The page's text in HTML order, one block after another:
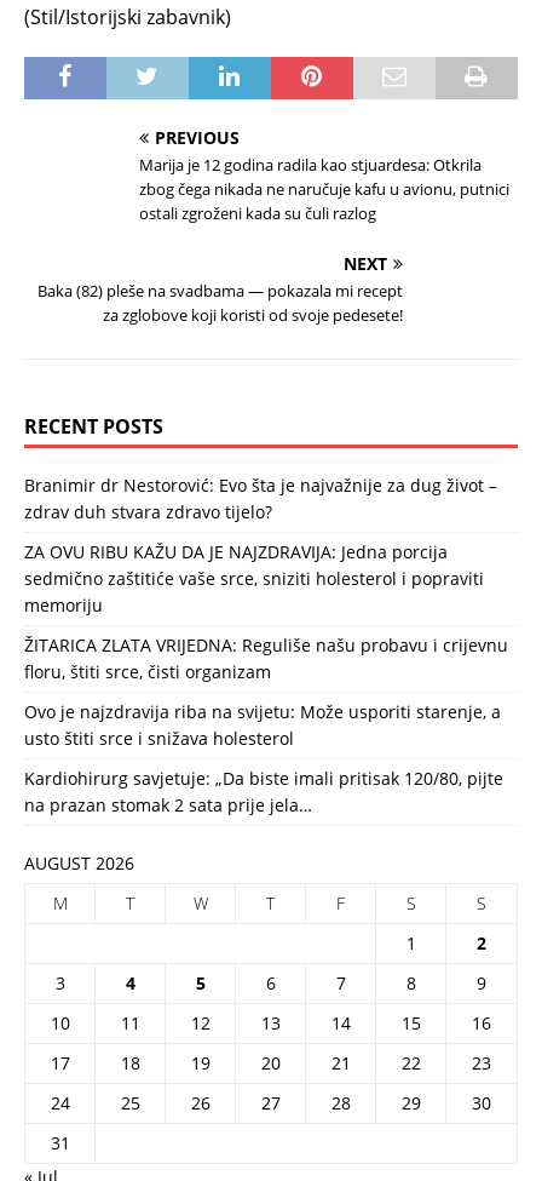
(Stil/Istorijski zabavnik)
PREVIOUS
Marija je 12 godina radila kao stjuardesa: Otkrila
zbog čega nikada ne naručuje kafu u avionu, putnici
ostali zgroženi kada su čuli razlog
NEXT
Baka (82) pleše na svadbama — pokazala mi recept
za zglobove koji koristi od svoje pedesete!
RECENT POSTS
Branimir dr Nestorović: Evo šta je najvažnije za dug život –
zdrav duh stvara zdravo tijelo?
ZA OVU RIBU KAŽU DA JE NAJZDRAVIJA: Jedna porcija
sedmično zaštitiće vaše srce, sniziti holesterol i popraviti
memoriju
ŽITARICA ZLATA VRIJEDNA: Reguliše našu probavu i crijevnu
floru, štiti srce, čisti organizam
Ovo je najzdravija riba na svijetu: Može usporiti starenje, a
usto štiti srce i snižava holesterol
Kardiohirurg savjetuje: „Da biste imali pritisak 120/80, pijte
na prazan stomak 2 sata prije jela…
AUGUST 2026
M
T W T F S
S
1
2
3
4 5 6 7 8
9
10
11 12 13 14 15
16
17
18 19 20 21 22
23
24
25 26 27 28 29
30
31